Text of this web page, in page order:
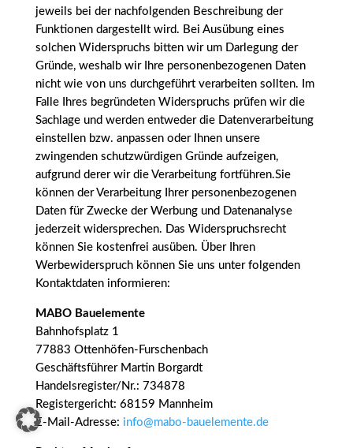
jeweils bei der nachfolgenden Beschreibung der
Funktionen dargestellt wird. Bei Ausübung eines
solchen Widerspruchs bitten wir um Darlegung der
Gründe, weshalb wir Ihre personenbezogenen Daten
nicht wie von uns durchgeführt verarbeiten sollten. Im
Falle Ihres begründeten Widerspruchs prüfen wir die
Sachlage und werden entweder die Datenverarbeitung
einstellen bzw. anpassen oder Ihnen unsere
zwingenden schutzwürdigen Gründe aufzeigen,
aufgrund derer wir die Verarbeitung fortführen.Sie
können der Verarbeitung Ihrer personenbezogenen
Daten für Zwecke der Werbung und Datenanalyse
jederzeit widersprechen. Das Widerspruchsrecht
können Sie kostenfrei ausüben. Über Ihren
Werbewiderspruch können Sie uns unter folgenden
Kontaktdaten informieren:
MABO Bauelemente
Bahnhofsplatz 1
77883 Ottenhöfen-Furschenbach
Geschäftsführer Martin Borgardt
Handelsregister/Nr.: 734878
Registergericht: 68159 Mannheim
E-Mail-Adresse: info@mabo-bauelemente.de